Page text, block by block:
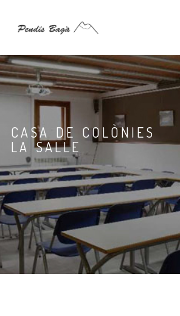
CASA DE COLÒNIES
LA SALLE